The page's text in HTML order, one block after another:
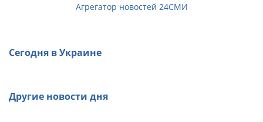
Агрегатор новостей 24СМИ
Сегодня в Украине
Другие новости дня